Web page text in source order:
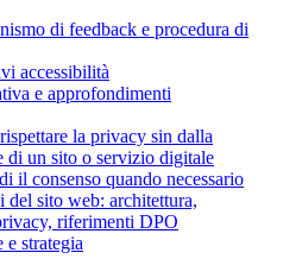
di feedback e procedura di
accessibilità
e approfondimenti
la privacy sin dalla
di un sito o servizio digitale
il consenso quando necessario
del sito web: architettura,
riferimenti DPO
strategia